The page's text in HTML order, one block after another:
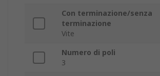
Con terminazione/senza
terminazione
Vite
Numero di poli
3